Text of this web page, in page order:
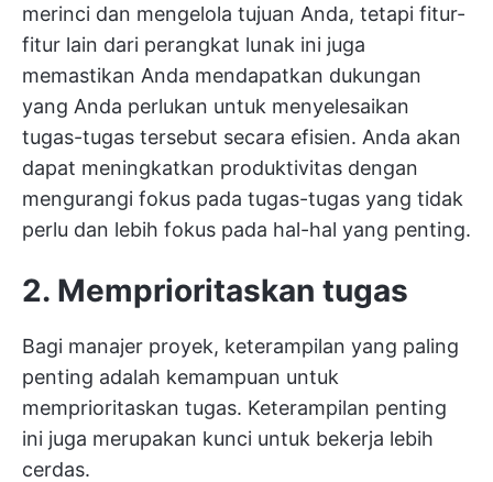
merinci dan mengelola tujuan Anda, tetapi fitur-
fitur lain dari perangkat lunak ini juga
memastikan Anda mendapatkan dukungan
yang Anda perlukan untuk menyelesaikan
tugas-tugas tersebut secara efisien. Anda akan
dapat meningkatkan produktivitas dengan
mengurangi fokus pada tugas-tugas yang tidak
perlu dan lebih fokus pada hal-hal yang penting.
2. Memprioritaskan tugas
Bagi manajer proyek, keterampilan yang paling
penting adalah kemampuan untuk
memprioritaskan tugas. Keterampilan penting
ini juga merupakan kunci untuk bekerja lebih
cerdas.